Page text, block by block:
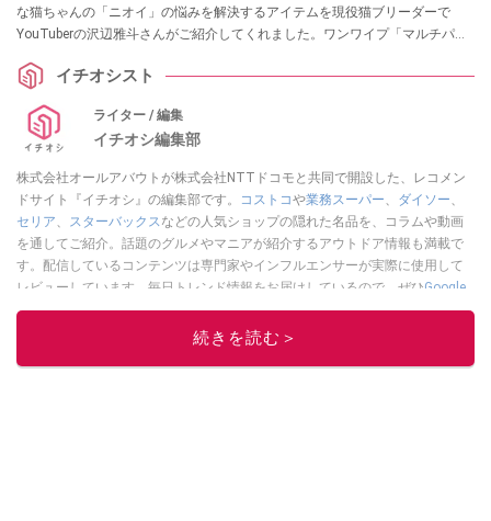
な猫ちゃんの「ニオイ」の悩みを解決するアイテムを現役猫ブリーダーで
YouTuberの沢辺雅斗さんがご紹介してくれました。ワンワイプ「マルチパー
イチオシスト
ライター / 編集
イチオシ編集部
株式会社オールアバウトが株式会社NTTドコモと共同で開設した、レコメン
ドサイト『イチオシ』の編集部です。
コストコや業務スーパー、 ダイソー、
セリア、 スターバックスなどの人気ショップの隠れた名品を、コラムや動画
を通してご紹介。話題のグルメやマニアが紹介するアウトドア情報も満載で
す。配信しているコンテンツは専門家やインフルエンサーが実際に使用して
レビューしています。毎日トレンド情報をお届けしているので、ぜひGoogle
ニュースでフォローしてください！
このイチオシストの他の記事を読む
続きを読む＞